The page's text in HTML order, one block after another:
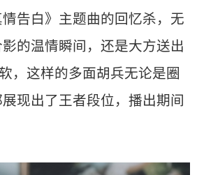
告白》主题曲的回忆杀，无
的温情瞬间，还是大方送出
，这样的多面胡兵无论是圈
现出了王者段位，播出期间